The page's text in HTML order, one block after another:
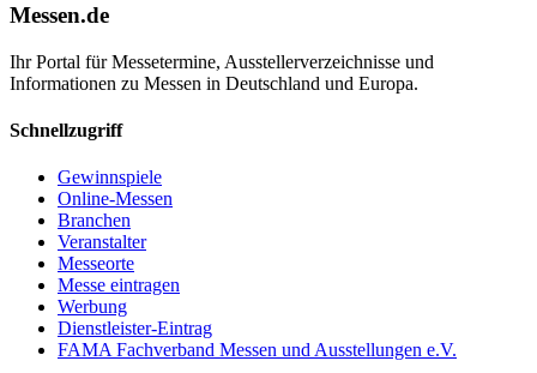
Messen.de
Ihr Portal für Messetermine, Ausstellerverzeichnisse und
Informationen zu Messen in Deutschland und Europa.
Schnellzugriff
Gewinnspiele
Online-Messen
Branchen
Veranstalter
Messeorte
Messe eintragen
Werbung
Dienstleister-Eintrag
FAMA Fachverband Messen und Ausstellungen e.V.